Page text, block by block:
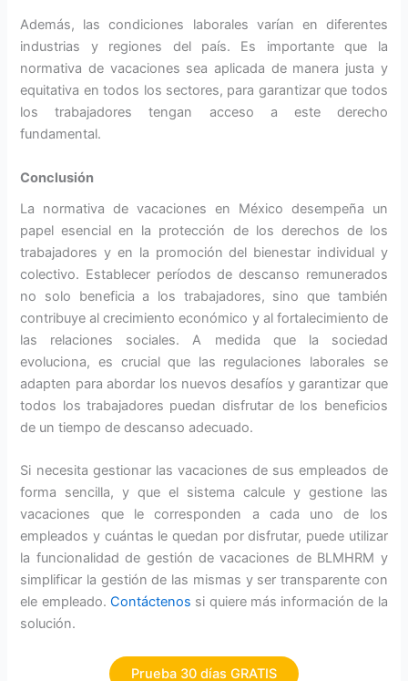
Además, las condiciones laborales varían en diferentes
industrias y regiones del país. Es importante que la
normativa de vacaciones sea aplicada de manera justa y
equitativa en todos los sectores, para garantizar que todos
los trabajadores tengan acceso a este derecho
fundamental.
Conclusión
La normativa de vacaciones en México desempeña un
papel esencial en la protección de los derechos de los
trabajadores y en la promoción del bienestar individual y
colectivo. Establecer períodos de descanso remunerados
no solo beneficia a los trabajadores, sino que también
contribuye al crecimiento económico y al fortalecimiento de
las relaciones sociales. A medida que la sociedad
evoluciona, es crucial que las regulaciones laborales se
adapten para abordar los nuevos desafíos y garantizar que
todos los trabajadores puedan disfrutar de los beneficios
de un tiempo de descanso adecuado.
Si necesita gestionar las vacaciones de sus empleados de
forma sencilla, y que el sistema calcule y gestione las
vacaciones que le corresponden a cada uno de los
empleados y cuántas le quedan por disfrutar, puede utilizar
la funcionalidad de gestión de vacaciones de BLMHRM y
simplificar la gestión de las mismas y ser transparente con
ele empleado. Contáctenos si quiere más información de la
solución.
Prueba 30 días GRATIS